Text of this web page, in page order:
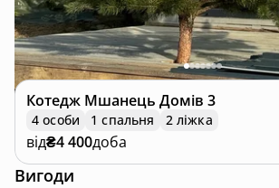
Котедж Мшанець Домів 3
4 особи 1 спальня 2 ліжка
від₴4 400доба
Вигоди